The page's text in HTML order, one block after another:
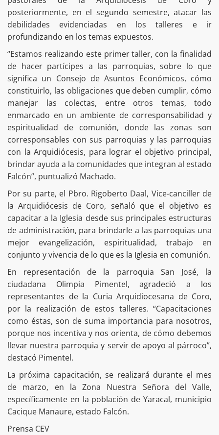
posteriormente, en el segundo semestre, atacar las
debilidades evidenciadas en los talleres e ir
profundizando en los temas expuestos.
“Estamos realizando este primer taller, con la finalidad
de hacer partícipes a las parroquias, sobre lo que
significa un Consejo de Asuntos Económicos, cómo
constituirlo, las obligaciones que deben cumplir, cómo
manejar las colectas, entre otros temas, todo
enmarcado en un ambiente de corresponsabilidad y
espiritualidad de comunión, donde las zonas son
corresponsables con sus parroquias y las parroquias
con la Arquidiócesis, para lograr el objetivo principal,
brindar ayuda a la comunidades que integran al estado
Falcón”, puntualizó Machado.
Por su parte, el Pbro. Rigoberto Daal, Vice-canciller de
la Arquidiócesis de Coro, señaló que el objetivo es
capacitar a la Iglesia desde sus principales estructuras
de administración, para brindarle a las parroquias una
mejor evangelización, espiritualidad, trabajo en
conjunto y vivencia de lo que es la Iglesia en comunión.
En representación de la parroquia San José, la
ciudadana Olimpia Pimentel, agradeció a los
representantes de la Curia Arquidiocesana de Coro,
por la realización de estos talleres. “Capacitaciones
como éstas, son de suma importancia para nosotros,
porque nos incentiva y nos orienta, de cómo debemos
llevar nuestra parroquia y servir de apoyo al párroco”,
destacó Pimentel.
La próxima capacitación, se realizará durante el mes
de marzo, en la Zona Nuestra Señora del Valle,
específicamente en la población de Yaracal, municipio
Cacique Manaure, estado Falcón.
Prensa CEV